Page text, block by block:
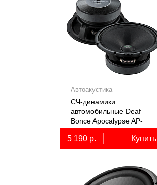
Автоакустика
СЧ-динамики
автомобильные Deaf
Bonce Apocalypse AP-
M61SE PRO
5 190 р. Купить